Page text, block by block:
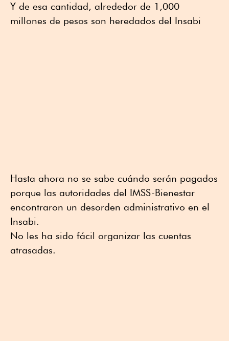
Y de esa cantidad, alrededor de 1,000
millones de pesos son heredados del Insabi
Hasta ahora no se sabe cuándo serán pagados
porque las autoridades del IMSS-Bienestar
encontraron un desorden administrativo en el
Insabi.
No les ha sido fácil organizar las cuentas
atrasadas.